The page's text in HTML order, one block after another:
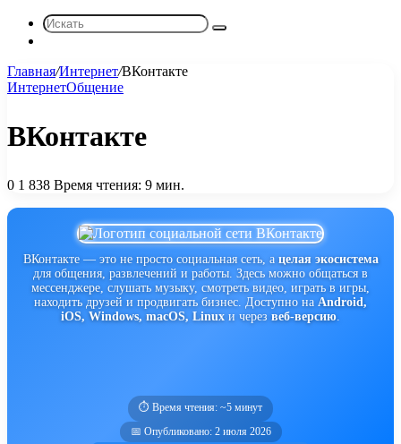
Искать
Главная/Интернет/ВКонтакте
ИнтернетОбщение
ВКонтакте
0 1 838 Время чтения: 9 мин.
ВКонтакте — это не просто социальная сеть, ацелая экосистема
для общения, развлечений и работы. Здесь можно общаться в
мессенджере, слушать музыку, смотреть видео, играть в игры,
находить друзей и продвигать бизнес. Доступно на Android,
iOS, Windows, macOS, Linux и через веб-версию
⏱️ Время чтения: ~5 минут
📅 Опубликовано: 2 июля 2026